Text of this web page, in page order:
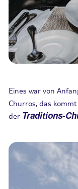
Eines war von
Churros, das
der Traditions-